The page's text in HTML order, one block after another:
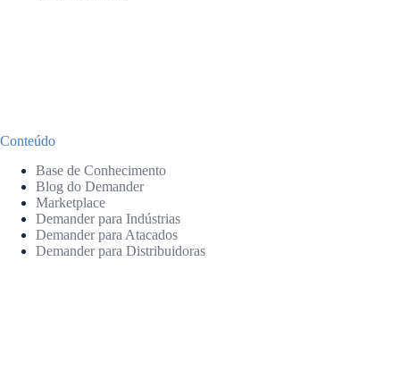
Conteúdo
Base de Conhecimento
Blog do Demander
Marketplace
Demander para Indústrias
Demander para Atacados
Demander para Distribuidoras